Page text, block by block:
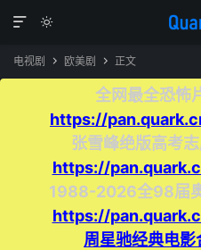


电视剧  欧美剧  正文
全网最全恐怖
https://
张雪峰绝版高考志
https://
1988-2026全98届奥
https://
周星驰经典电